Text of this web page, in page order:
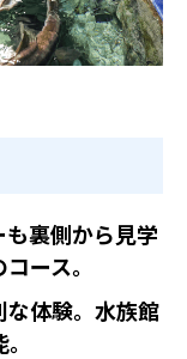
裏側から見学
ース。
な体験。水族館